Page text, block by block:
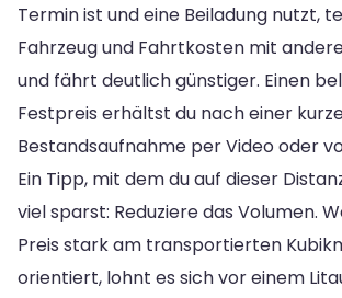
Termin ist und eine Beiladung nutzt,
Fahrzeug und Fahrtkosten mit
und fährt deutlich günstiger. Einen
Festpreis erhältst du nach einer
Bestandsaufnahme per Video oder
Ein Tipp, mit dem du auf dieser
viel sparst: Reduziere das Volumen.
Preis stark am transportierten
orientiert, lohnt es sich vor einem